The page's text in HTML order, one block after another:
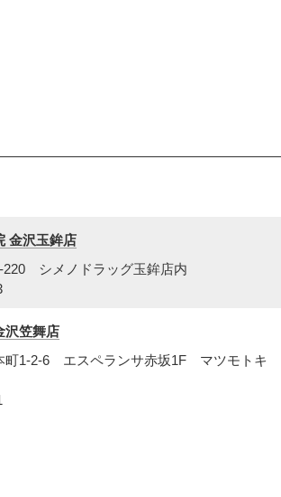
金沢玉鉾店
220 シメノドラッグ玉鉾店内
沢笠舞店
町1-2-6 エスペランサ赤坂1F マツモトキ